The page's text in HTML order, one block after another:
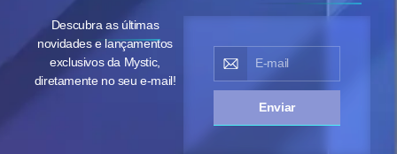
Descubra as últimas
novidades e lançamentos
exclusivos da Mystic,
diretamente no seu e-mail!
Enviar